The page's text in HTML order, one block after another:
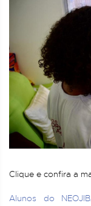
Clique e confira a
Alunos do